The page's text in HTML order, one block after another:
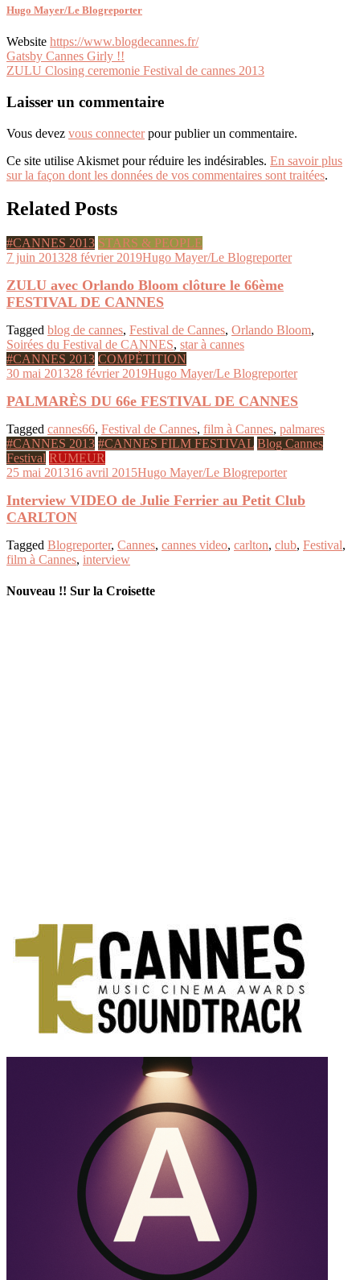
Hugo Mayer/Le Blogreporter
Website https://www.blogdecannes.fr/
Navigation
de
l’article
Gatsby Cannes Girly !!
ZULU Closing ceremonie Festival de cannes 2013
Laisser un commentaire
Vous devez vous connecterpour publier un commentaire.
Ce site utilise Akismet pour réduire les indésirables. En savoir plus
sur la façon dont les données de vos commentaires sont traitées.
Related Posts
#CANNES 2013 STARS & PEOPLE
7 juin 201328 février 2019Hugo Mayer/Le Blogreporter
ZULU avec Orlando Bloom clôture le 66ème
FESTIVAL DE CANNES
Tagged blog de cannes, Festival de Cannes, Orlando Bloom,
Soirées du Festival de CANNES, star à cannes
#CANNES 2013 COMPÉTITION
30 mai 201328 février 2019Hugo Mayer/Le Blogreporter
PALMARÈS DU 66e FESTIVAL DE CANNES
Tagged cannes66, Festival de Cannes, film à Cannes, palmares
#CANNES 2013 #CANNES FILM FESTIVAL Blog Cannes
Festival RUMEUR
25 mai 201316 avril 2015Hugo Mayer/Le Blogreporter
Interview VIDEO de Julie Ferrier au Petit Club
CARLTON
Tagged Blogreporter, Cannes, cannes video, carlton, club, Festival,
film à Cannes, interview
Nouveau !! Sur la Croisette